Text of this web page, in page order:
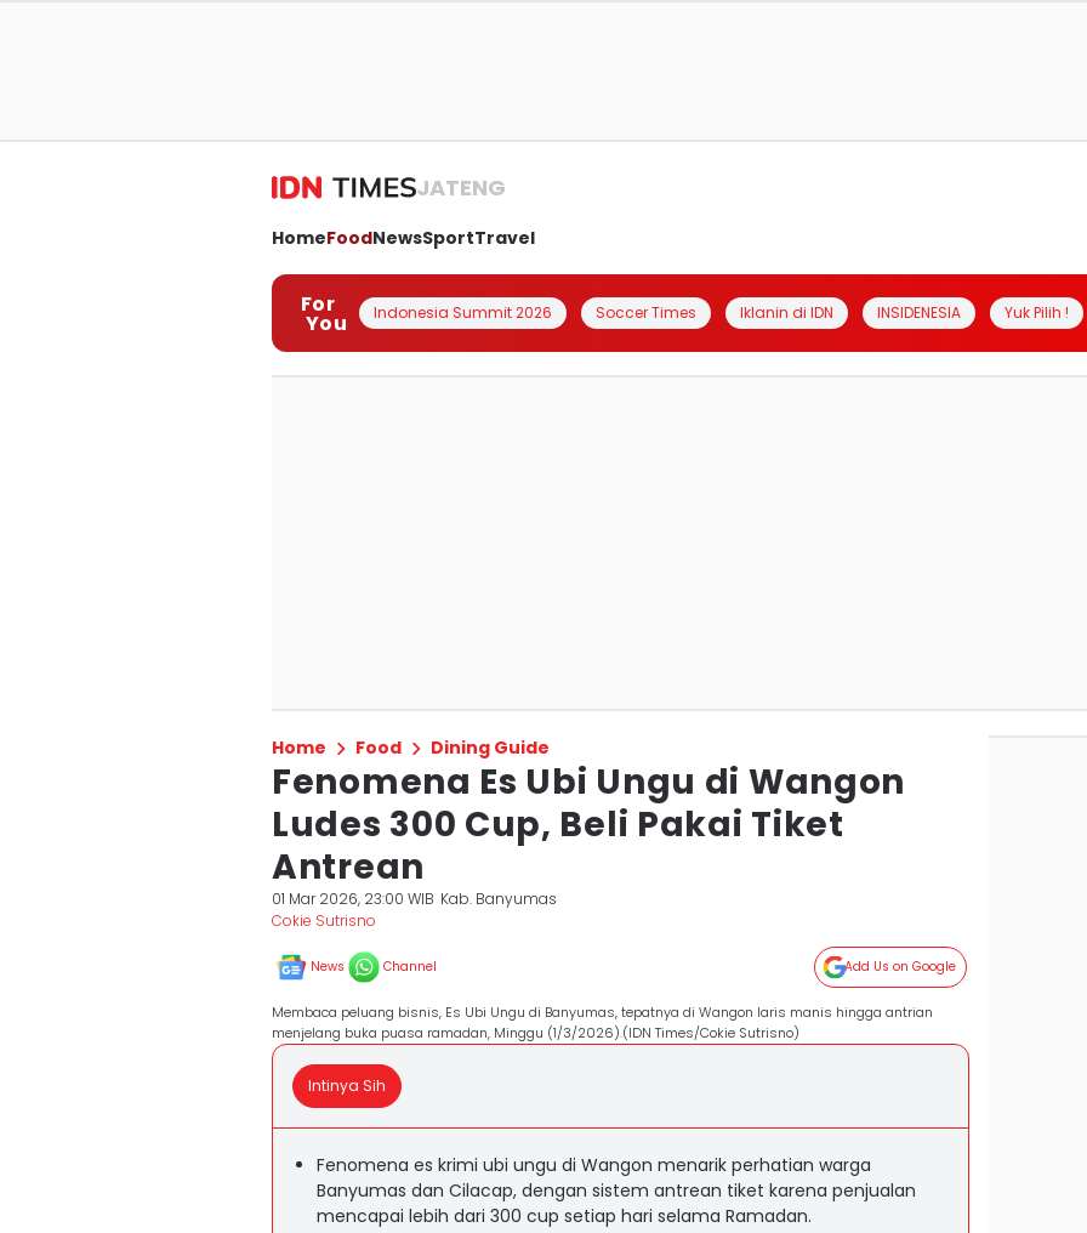
JATENG
HomeFoodNewsSportTravel
For
You Indonesia Summit 2026 Soccer Times Iklanin di IDN INSIDENESIA Yuk Pilih !
Home Food Dining Guide
Fenomena Es Ubi Ungu di Wangon
Ludes 300 Cup, Beli Pakai Tiket
Antrean
01 Mar 2026, 23:00 WIB Kab. Banyumas
Cokie Sutrisno
News Channel Add Us on Google
Membaca peluang bisnis, Es Ubi Ungu di Banyumas, tepatnya di Wangon laris manis hingga antrian
menjelang buka puasa ramadan, Minggu (1/3/2026).(IDN Times/Cokie Sutrisno)
Intinya Sih
Fenomena es krimi ubi ungu di Wangon menarik perhatian warga
Banyumas dan Cilacap, dengan sistem antrean tiket karena penjualan
mencapai lebih dari 300 cup setiap hari selama Ramadan.